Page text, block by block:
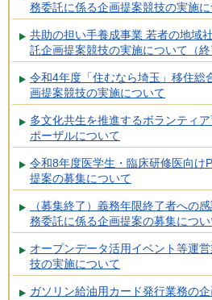
務委託に係る企画提案競技の実施
共助の担い手養成事業 若者の地域
託企画提案競技の実施について（終
令和4年度「住むなら埼玉」移住総
画提案競技の実施について
多文化共生を推進するボランティ
ポーザルについて
令和8年度医学生・臨床研修医向け
提案の募集について
（募集終了）義務年限終了者への
務委託に係る企画提案の募集につい
オープンデータ活用イベント等運
技の実施について
ガソリン給油用カード発行業務の